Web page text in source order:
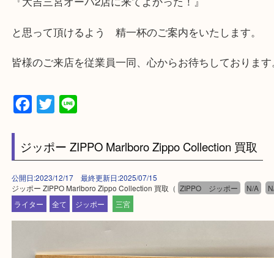
にも便利です。
・店舗には珍しく10時から21時まで営業してます
・年中無休です！年末年始も営業しております！急
対応させて頂きます♪
★出張買取の対応可能地域★
兵庫県,神戸市中央区,神戸市兵庫区,神戸市北区,神
垂水区,須磨区,東灘区,灘区,長田区,